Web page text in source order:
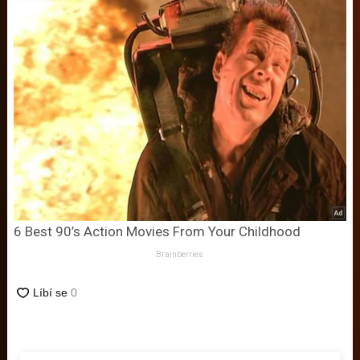
6 Best 90’s Action Movies From Your Childhood
Brainberries